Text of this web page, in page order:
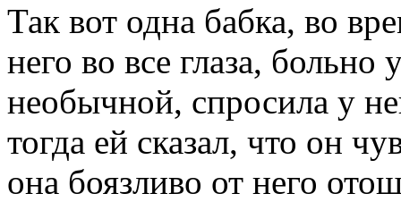
Так вот одна бабка, во
него во все глаза, больно
необычной, спросила у
тогда ей сказал, что он
она боязливо от него